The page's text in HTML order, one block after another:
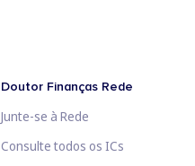
Doutor Finanças Rede
Junte-se à Rede
Consulte todos os ICs